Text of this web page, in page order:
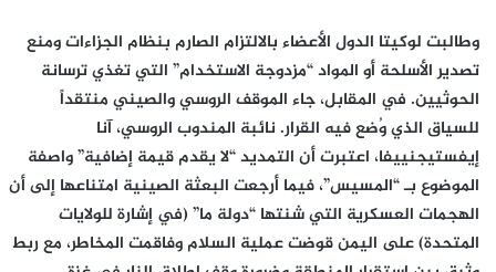
وطالبت لوكيتا الدول الأعضاء بالالتزام الصارم بنظام الجزاءات ومنع
تصدير الأسلحة أو المواد “مزدوجة الاستخدام” التي تغذي ترسانة
الحوثيين. في المقابل، جاء الموقف الروسي والصيني منتقداً
للسياق الذي وُضع فيه القرار. نائبة المندوب الروسي، آنا
إيفستيجنييفا، اعتبرت أن التمديد “لا يقدم قيمة إضافية” واصفة
الموضوع بـ “المسيس”، فيما أرجعت البعثة الصينية امتناعها إلى أن
الهجمات العسكرية التي شنتها “دولة ما” (في إشارة للولايات
المتحدة) على اليمن قوضت عملية السلام وفاقمت المخاطر، مع ربط